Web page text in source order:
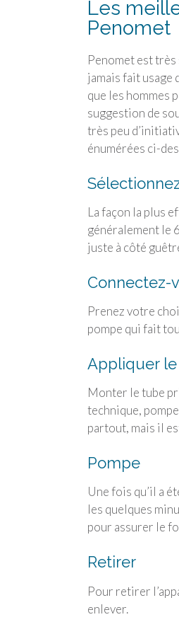
Les
Penomet
Penomet est
jamais fait usage
que les hommes
suggestion de
très peu
énumérées ci-
La façon la plus
généralement le
juste à côté
Connectez-
Prenez votre
pompe qui fait
Appliquer
Monter le tube
technique,
partout, mais il
Pompe
Une fois qu’il a
les quelques
pour assurer le
Retirer
Pour retirer
enlever.